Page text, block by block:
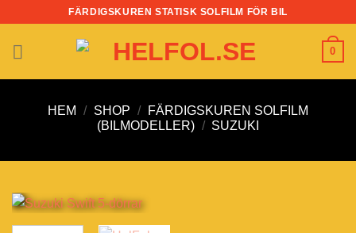
content
FÄRDIGSKUREN STATISK SOLFILM FÖR BIL
0
HEM / SHOP /
FÄRDIGSKUREN SOLFILM
(BILMODELLER) / SUZUKI